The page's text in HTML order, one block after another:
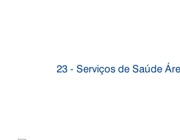
23 - Serviços de Saúde